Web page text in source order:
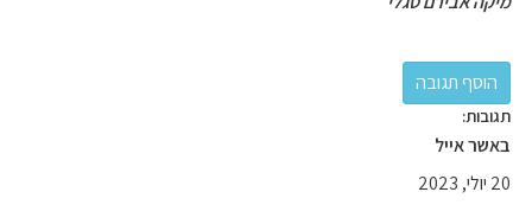
תגובות:
באשר אייל
20 יולי, 2023